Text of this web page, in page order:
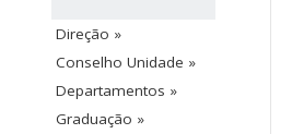
Direção »
Conselho Unidade »
Departamentos »
Graduação »